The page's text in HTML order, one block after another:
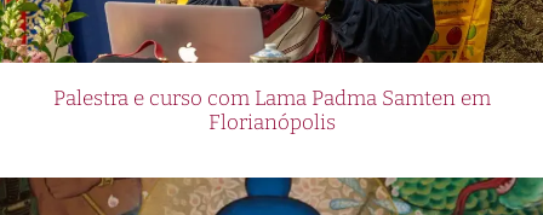
Palestra e curso com Lama Padma Samten em
Florianópolis